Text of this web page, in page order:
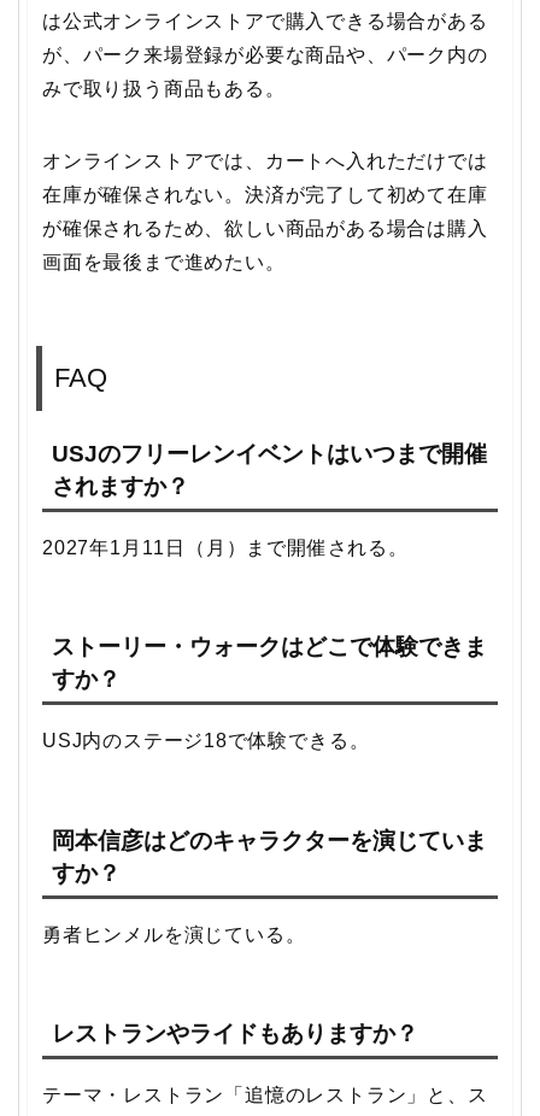
は公式オンラインストアで購入できる場合がある
が、パーク来場登録が必要な商品や、パーク内の
みで取り扱う商品もある。
オンラインストアでは、カートへ入れただけでは
在庫が確保されない。決済が完了して初めて在庫
が確保されるため、欲しい商品がある場合は購入
画面を最後まで進めたい。
FAQ
USJのフリーレンイベントはいつまで開催
されますか？
2027年1月11日（月）まで開催される。
ストーリー・ウォークはどこで体験できま
すか？
USJ内のステージ18で体験できる。
岡本信彦はどのキャラクターを演じていま
すか？
勇者ヒンメルを演じている。
レストランやライドもありますか？
テーマ・レストラン「追憶のレストラン」と、ス